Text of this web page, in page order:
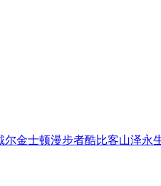
尔金士顿漫步者酷比客山泽永